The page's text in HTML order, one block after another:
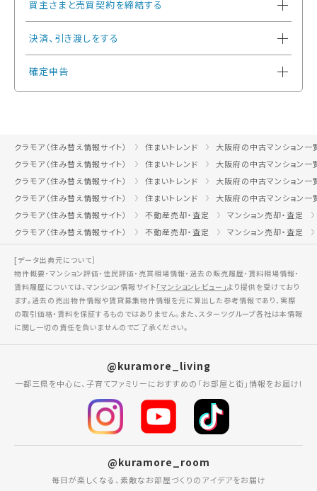
買主さまと売買契約を締結する
決済、引き渡しをする
確定申告
クラモア（住み替え情報サイト） 住まいトレンド
大阪府の中古マンション一
クラモア（住み替え情報サイト）
住まいトレンド
大阪府の中古マンション一
クラモア（住み替え情報サイト）
住まいトレンド
大阪府の中古マンション一
クラモア（住み替え情報サイト）
住まいトレンド
大阪府の中古マンション一
クラモア（住み替え情報サイト）
不動産売却・査定
マンション売却・査定
クラモア（住み替え情報サイト）
不動産売却・査定 マンション売却・査定
[データ出典元について］
物件概要・マンション評価・住民評価・売買相場情報・過去の販売履歴・賃料相場情報・
賃料履歴については、マンション情報サイト「マンションレビュー」より提供を受けており
ます。過去の売出物件情報や賃貸募集物件情報を元に算出した参考情報であり、実際
の取引価格・賃料を保証するものではありません。また、スターツグループ各社は本情報
に関し一切の責任を負いませんのでご了承ください。
@kuramore_living
一都三県を中心に、子育てファミリーにおすすめの「お部屋と街」情報をお届け!
@kuramore_room
毎日が楽しくなる、素敵なお部屋づくりのアイデアをお届け